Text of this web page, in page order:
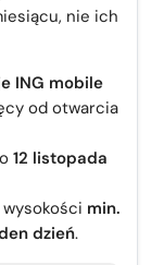
nie ich
ING mobile
od otwarcia
12 listopada
min.
dzień.